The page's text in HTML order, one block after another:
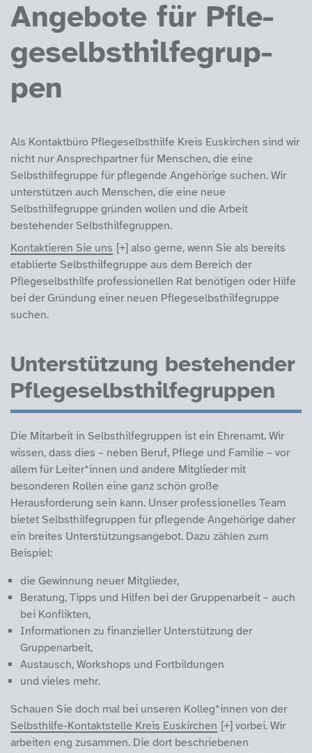
An­ge­bo­te für Pf­le­
ge­selbst­hil­fe­grup­
pen
Als Kontaktbüro Pflegeselbsthilfe Kreis Euskirchen sind wir
nicht nur Ansprechpartner für Menschen, die eine
Selbsthilfegruppe für pflegende Angehörige suchen. Wir
unterstützen auch Menschen, die eine neue
Selbsthilfegruppe gründen wollen und die Arbeit
bestehender Selbsthilfegruppen.
Kontaktieren Sie uns
also gerne, wenn Sie als bereits
etablierte Selbsthilfegruppe aus dem Bereich der
Pflegeselbsthilfe professionellen Rat benötigen oder Hilfe
bei der Gründung einer neuen Pflegeselbsthilfegruppe
suchen.
Unterstützung bestehender
Pflegeselbsthilfegruppen
Die Mitarbeit in Selbsthilfegruppen ist ein Ehrenamt. Wir
wissen, dass dies – neben Beruf, Pflege und Familie – vor
allem für Leiter*innen und andere Mitglieder mit
besonderen Rollen eine ganz schön große
Herausforderung sein kann. Unser professionelles Team
bietet Selbsthilfegruppen für pflegende Angehörige daher
ein breites Unterstützungsangebot. Dazu zählen zum
Beispiel:
die Gewinnung neuer Mitglieder,
Beratung, Tipps und Hilfen bei der Gruppenarbeit – auch
bei Konflikten,
Informationen zu finanzieller Unterstützung der
Gruppenarbeit,
Austausch, Workshops und Fortbildungen
und vieles mehr.
Schauen Sie doch mal bei unseren Kolleg*innen von der
Selbsthilfe-Kontaktstelle Kreis Euskirchen
vorbei. Wir
arbeiten eng zusammen. Die dort beschriebenen